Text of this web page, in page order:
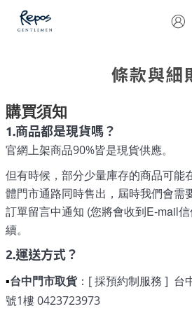
條款與細
購買須知
1.商品都是現貨嗎？
官網上架商品90%皆是現貨供應。
但有時候，部分少量庫存的商品可能
體門市通路同時售出，屆時我們會需
訂單留言中通知 (您將會收到E-mail
續。
2.運送方式？
▪台中門市取貨： [ 採預約制服務 ] 台
號1樓 0423723973